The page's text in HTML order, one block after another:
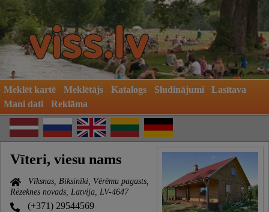
Meklēt kartē Meklētājs Katalogs Sludinājumi
Lasītava
Mani dati
Reklāma
Vīteri, viesu nams
Vīksnas, Biksinīki, Vērēmu pagasts,
Rēzeknes novads, Latvija, LV-4647
(+371) 29544569